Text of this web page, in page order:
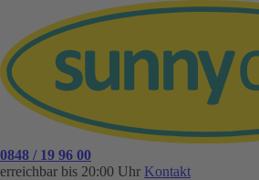
0848 / 19 96 00
erreichbar bis 20:00 Uhr Kontakt